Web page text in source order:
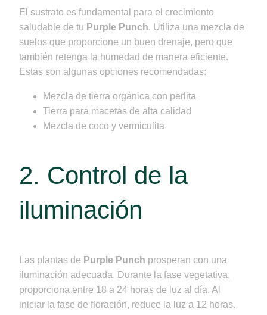
El sustrato es fundamental para el crecimiento
saludable de tu Purple Punch. Utiliza una mezcla de
suelos que proporcione un buen drenaje, pero que
también retenga la humedad de manera eficiente.
Estas son algunas opciones recomendadas:
Mezcla de tierra orgánica con perlita
Tierra para macetas de alta calidad
Mezcla de coco y vermiculita
2. Control de la
iluminación
Las plantas de Purple Punch prosperan con una
iluminación adecuada. Durante la fase vegetativa,
proporciona entre 18 a 24 horas de luz al día. Al
iniciar la fase de floración, reduce la luz a 12 horas.